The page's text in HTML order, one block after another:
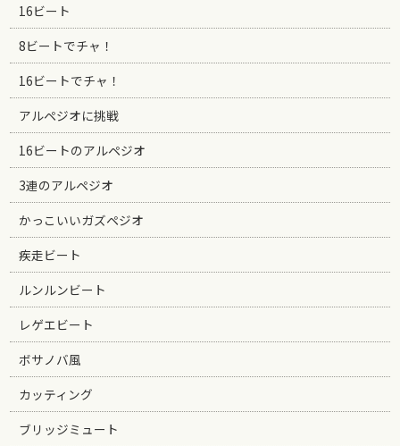
16ビート
8ビートでチャ！
16ビートでチャ！
アルペジオに挑戦
16ビートのアルペジオ
3連のアルペジオ
かっこいいガズペジオ
疾走ビート
ルンルンビート
レゲエビート
ボサノバ風
カッティング
ブリッジミュート